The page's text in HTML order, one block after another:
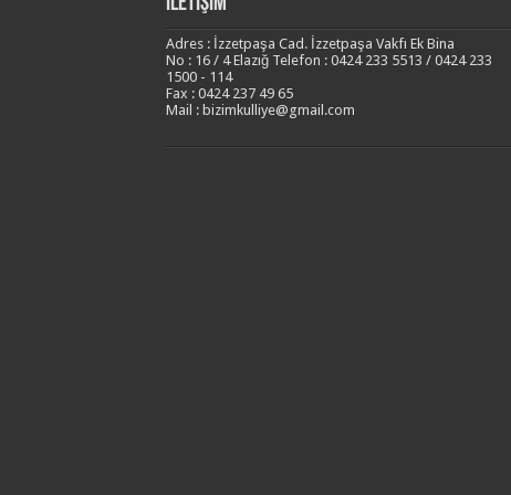
Adres : İzzetpaşa Cad. İzzetpaşa Vakfı Ek Bina
No : 16 / 4 Elazığ Telefon : 0424 233 5513 / 0424 233
1500 - 114
Fax : 0424 237 49 65
Mail : bizimkulliye@gmail.com